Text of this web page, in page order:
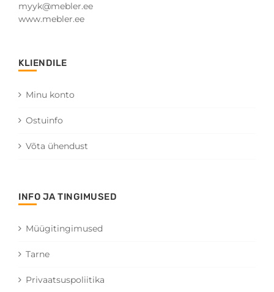
myyk@mebler.ee
www.mebler.ee
KLIENDILE
Minu konto
Ostuinfo
Võta ühendust
INFO JA TINGIMUSED
Müügitingimused
Tarne
Privaatsuspoliitika